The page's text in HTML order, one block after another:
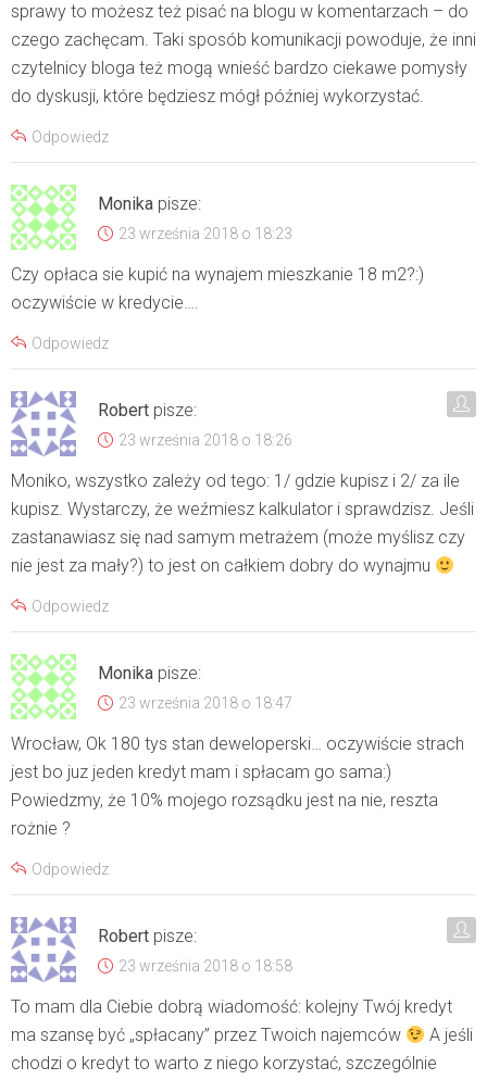
sprawy to możesz też pisać na blogu w komentarzach – do
czego zachęcam. Taki sposób komunikacji powoduje, że inni
czytelnicy bloga też mogą wnieść bardzo ciekawe pomysły
do dyskusji, które będziesz mógł później wykorzystać.
Odpowiedz
Monika pisze:
23 września 2018 o 18:23
Czy opłaca sie kupić na wynajem mieszkanie 18 m2?:)
oczywiście w kredycie….
Odpowiedz
Robert pisze:
23 września 2018 o 18:26
Moniko, wszystko zależy od tego: 1/ gdzie kupisz i 2/ za ile
kupisz. Wystarczy, że weźmiesz kalkulator i sprawdzisz. Jeśli
zastanawiasz się nad samym metrażem (może myślisz czy
nie jest za mały?) to jest on całkiem dobry do wynajmu
Odpowiedz
Monika pisze:
23 września 2018 o 18:47
Wrocław, Ok 180 tys stan deweloperski… oczywiście strach
jest bo juz jeden kredyt mam i spłacam go sama:)
Powiedzmy, że 10% mojego rozsądku jest na nie, reszta
rożnie ?
Odpowiedz
Robert pisze:
23 września 2018 o 18:58
To mam dla Ciebie dobrą wiadomość: kolejny Twój kredyt
ma szansę być „spłacany” przez Twoich najemców
A jeśli
chodzi o kredyt to warto z niego korzystać, szczególnie